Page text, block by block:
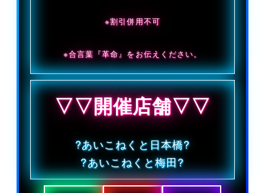
※割引併用不可
※合言葉『革命』をお伝えください。
▽▽開催店舗▽▽
?あいこねくと日本橋?
?あいこねくと梅田?